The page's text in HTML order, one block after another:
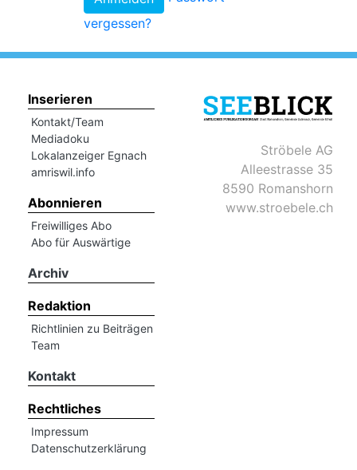
Romanshorn:
Mitteilungen
vergessen?
Inserieren
Kontakt/Team
Mediadoku
Lokalanzeiger Egnach
amriswil.info
Abonnieren
Freiwilliges Abo
Abo für Auswärtige
Archiv
Redaktion
Richtlinien zu Beiträgen
Team
Kontakt
Rechtliches
Impressum
Datenschutzerklärung
Ströbele AG
Alleestrasse 35
8590 Romanshorn
www.stroebele.ch